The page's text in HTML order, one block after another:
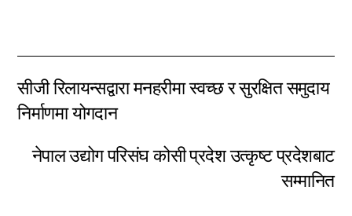
सीजी रिलायन्सद्वारा मनहरीमा स्वच्छ र सुरक्षित समुदाय
निर्माणमा योगदान
नेपाल उद्योग परिसंघ कोसी प्रदेश उत्कृष्ट प्रदेशबाट
सम्मानित